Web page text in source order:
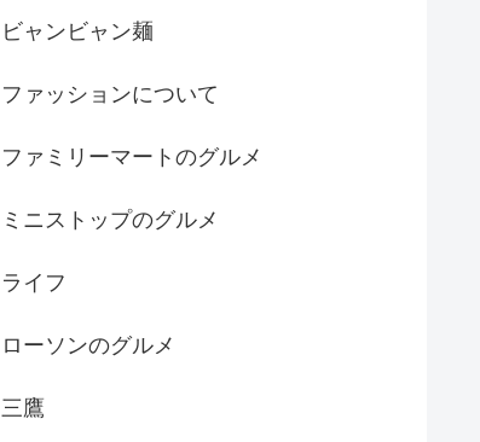
ビャンビャン麺
ファッションについて
ファミリーマートのグルメ
ミニストップのグルメ
ライフ
ローソンのグルメ
三鷹